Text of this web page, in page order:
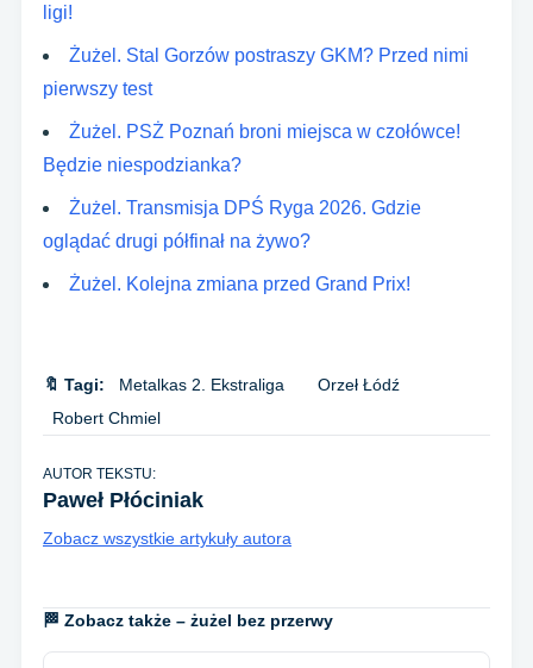
ligi!
Żużel. Stal Gorzów postraszy GKM? Przed nimi
pierwszy test
Żużel. PSŻ Poznań broni miejsca w czołówce!
Będzie niespodzianka?
Żużel. Transmisja DPŚ Ryga 2026. Gdzie
oglądać drugi półfinał na żywo?
Żużel. Kolejna zmiana przed Grand Prix!
🔖 Tagi: Metalkas 2. Ekstraliga
Orzeł Łódź
Robert Chmiel
AUTOR TEKSTU:
Paweł Płóciniak
Zobacz wszystkie artykuły autora
🏁 Zobacz także – żużel bez przerwy